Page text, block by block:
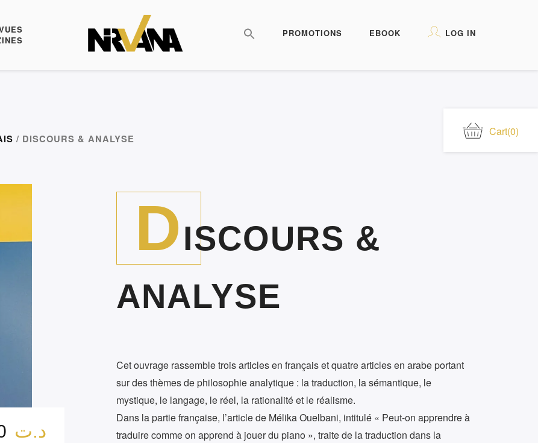
PROMOTIONS EBOOK LOG IN
Cart(0)
/ DISCOURS & ANALYSE
د.ت
DISCOURS &
ANALYSE
Cet ouvrage rassemble trois articles en français et quatre articles en arabe portant
sur des thèmes de philosophie analytique : la traduction, la sémantique, le
mystique, le langage, le réel, la rationalité et le réalisme.
Dans la partie française, l’article de Mélika Ouelbani, intitulé « Peut-on apprendre à
traduire comme on apprend à jouer du piano », traite de la traduction dans la